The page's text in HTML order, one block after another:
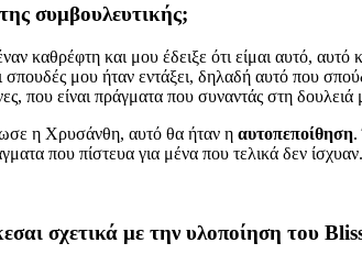
συμβουλευτικής;
καθρέφτη και μου έδειξε ότι είμαι αυτό, αυτό
σπουδές μου ήταν εντάξει, δηλαδή αυτό που
που είναι πράγματα που συναντάς στη δουλειά
η Χρυσάνθη, αυτό θα ήταν η αυτοπεποίθηση.
που πίστευα για μένα που τελικά δεν
σχετικά με την υλοποίηση του